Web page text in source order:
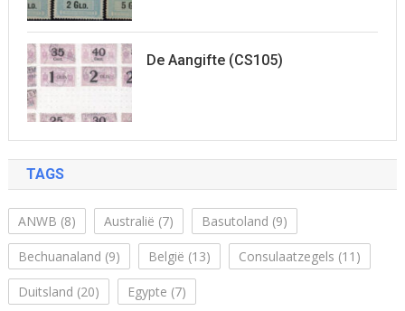
De Aangifte (CS105)
TAGS
ANWB (8) Australië (7) Basutoland (9)
Bechuanaland (9) België (13) Consulaatzegels (11)
Duitsland (20) Egypte (7)